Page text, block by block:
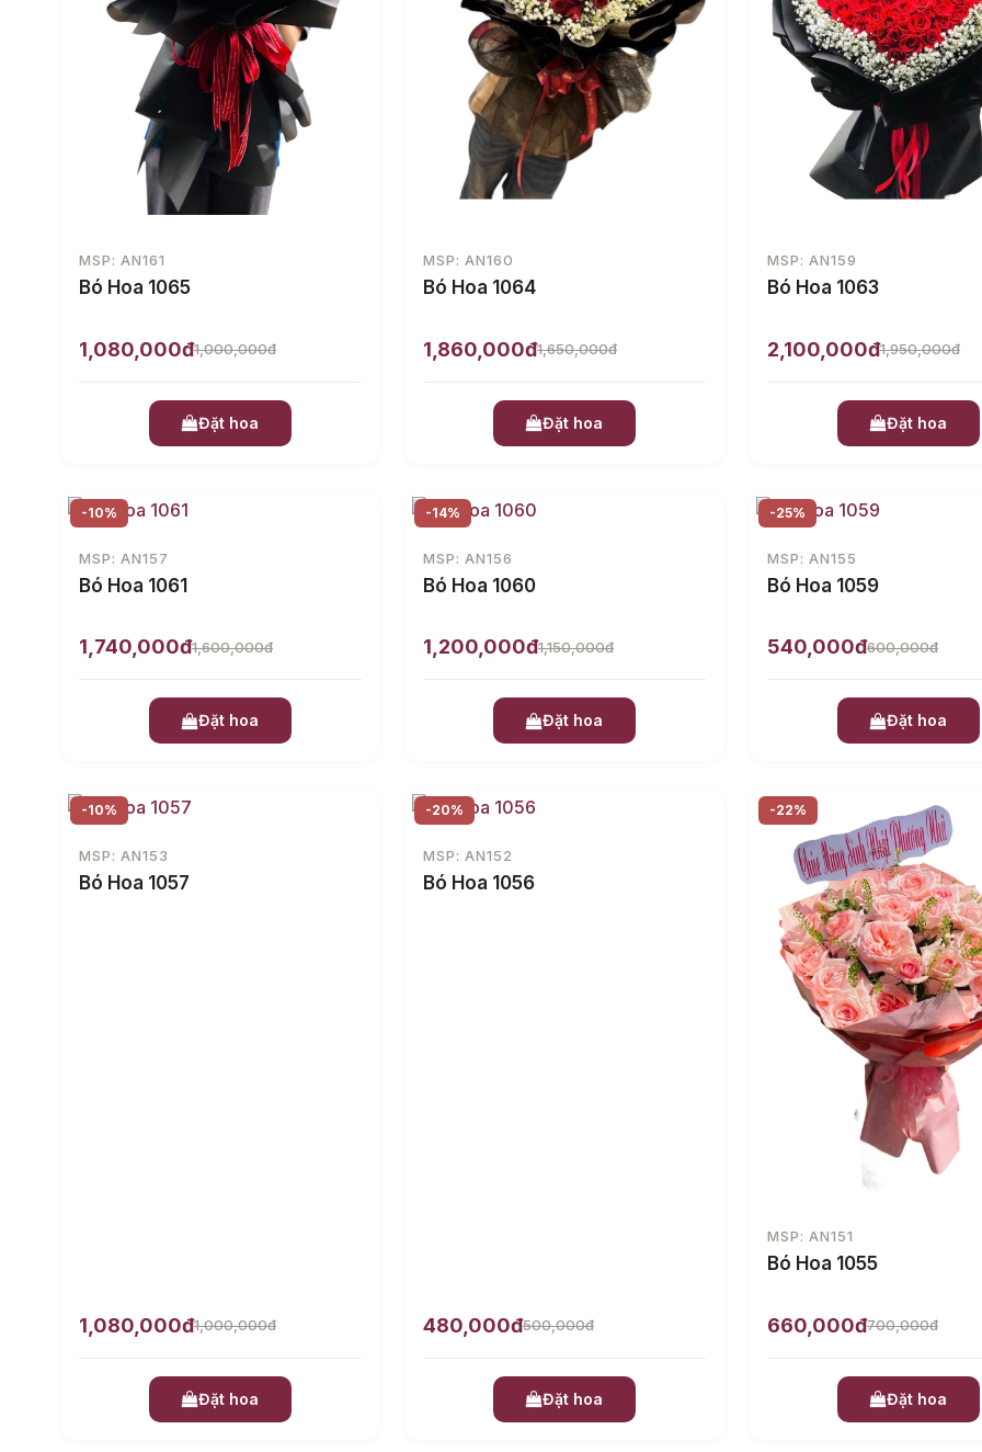
MSP: AN161
Bó Hoa 1065
1,080,000đ1,000,000đ
Đặt hoa
MSP: AN160
Bó Hoa 1064
1,860,000đ1,650,000đ
Đặt hoa
MSP: AN159
Bó Hoa 1063
2,100,000đ1,950,000đ
Đặt hoa
-10%
MSP: AN157
Bó Hoa 1061
1,740,000đ1,600,000đ
Đặt hoa
-14%
MSP: AN156
Bó Hoa 1060
1,200,000đ1,150,000đ
Đặt hoa
-25%
MSP: AN155
Bó Hoa 1059
540,000đ600,000đ
Đặt hoa
-10%
MSP: AN153
Bó Hoa 1057
1,080,000đ1,000,000đ
Đặt hoa
-20%
MSP: AN152
Bó Hoa 1056
480,000đ500,000đ
Đặt hoa
-22%
MSP: AN151
Bó Hoa 1055
660,000đ700,000đ
Đặt hoa